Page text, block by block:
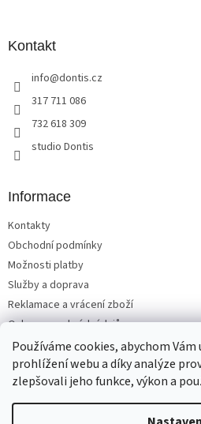
Používáme cookies, abychom
prohlížení webu a díky analýze
zlepšovali jeho funkce, výkon a
Kontakt
info@dontis.cz
317 711 086
732 618 309
studio Dontis
Informace
Kontakty
Obchodní podmínky
Možnosti platby
Služby a doprava
Reklamace a vrácení zboží
Ochrana osobních údajů